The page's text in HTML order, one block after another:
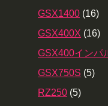
GSX1400 (16)
GSX400X (16)
GSX400インパ
GSX750S (5)
RZ250 (5)